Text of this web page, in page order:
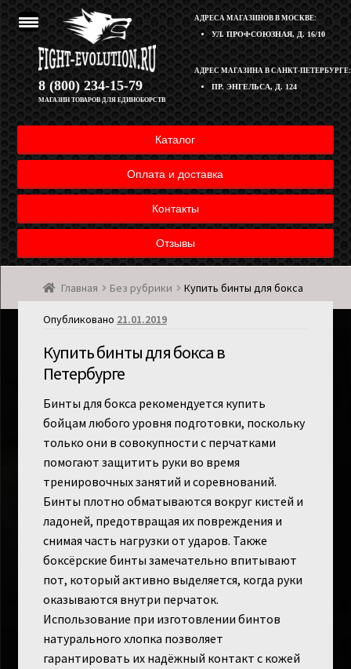
АДРЕСА МАГАЗИНОВ В МОСКВЕ:
УЛ. ПРОФСОЮЗНАЯ, Д. 16/10
АДРЕС МАГАЗИНА В САНКТ-ПЕТЕРБУРГЕ:
ПР. ЭНГЕЛЬСА, Д. 124
8 (800) 234-15-79
МАГАЗИН ТОВАРОВ ДЛЯ ЕДИНОБОРСТВ
Каталог
Оплата и доставка
Контакты
Отзывы
Перейти
к
навигации
Перейти
к
содержимому
Корзина
Полезная информация
Оплата и доставка товара
Мой аккаунт
Главная Без рубрики Купить бинты для бокса
Опубликовано 21.01.2019
Купить бинты для бокса в
Петербурге
Бинты для бокса рекомендуется купить
бойцам любого уровня подготовки, поскольку
только они в совокупности с перчатками
помогают защитить руки во время
тренировочных занятий и соревнований.
Бинты плотно обматываются вокруг кистей и
ладоней, предотвращая их повреждения и
снимая часть нагрузки от ударов. Также
боксёрские бинты замечательно впитывают
пот, который активно выделяется, когда руки
оказываются внутри перчаток.
Использование при изготовлении бинтов
натурального хлопка позволяет
гарантировать их надёжный контакт с кожей